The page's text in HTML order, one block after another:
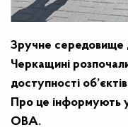
Зручне середовище
Черкащині
доступності
Про це інформують
ОВА.